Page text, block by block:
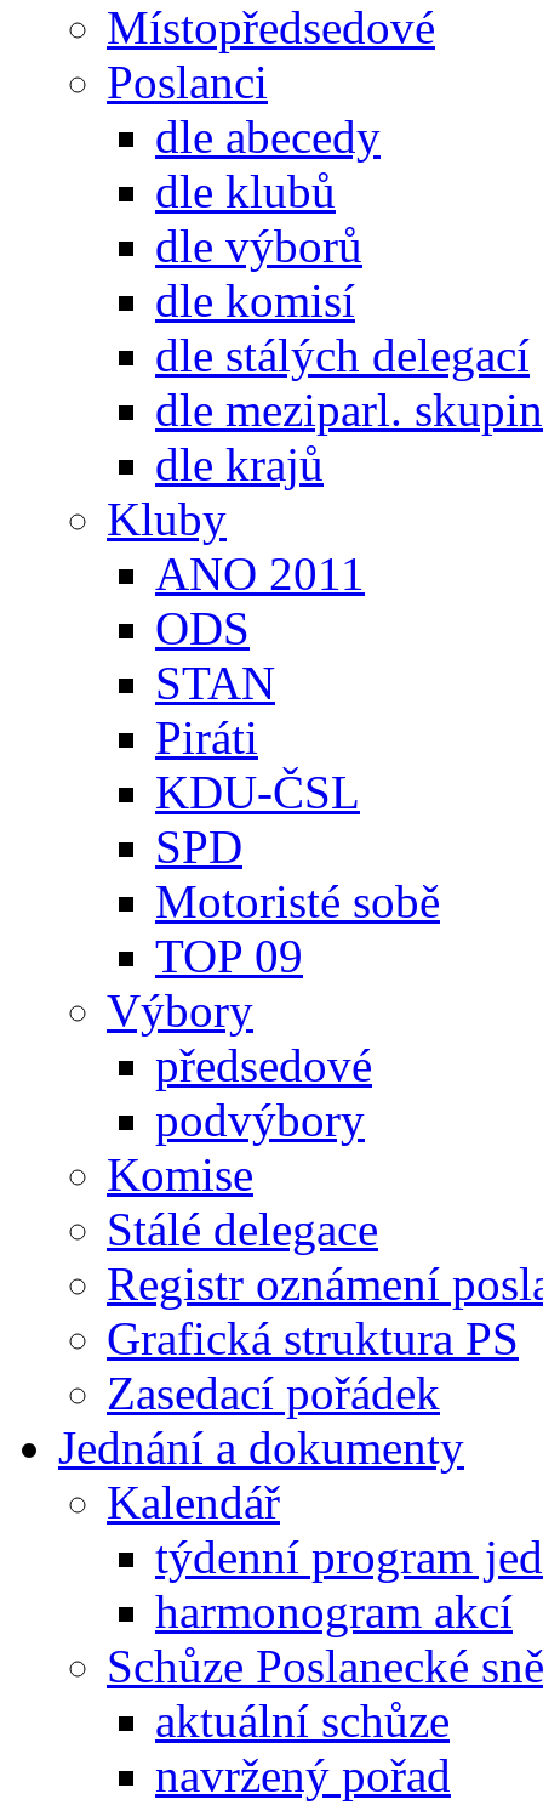
Místopředsedové
Poslanci
dle abecedy
dle klubů
dle výborů
dle komisí
dle stálých delegací
dle meziparl. skupin
dle krajů
Kluby
ANO 2011
ODS
STAN
Piráti
KDU-ČSL
SPD
Motoristé sobě
TOP 09
Výbory
předsedové
podvýbory
Komise
Stálé delegace
Registr oznámení
Grafická struktura PS
Zasedací pořádek
Jednání a dokumenty
Kalendář
týdenní program
harmonogram akcí
Schůze Poslanecké
aktuální schůze
navržený pořad